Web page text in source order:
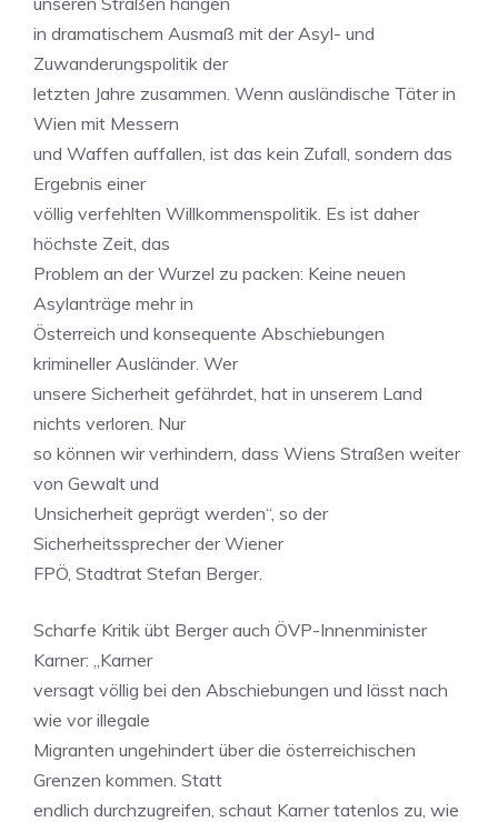
in dramatischem Ausmaß mit der Asyl- und
Zuwanderungspolitik der
letzten Jahre zusammen. Wenn ausländische Täter in
Wien mit Messern
und Waffen auffallen, ist das kein Zufall, sondern das
Ergebnis einer
völlig verfehlten Willkommenspolitik. Es ist daher
höchste Zeit, das
Problem an der Wurzel zu packen: Keine neuen
Asylanträge mehr in
Österreich und konsequente Abschiebungen
krimineller Ausländer. Wer
unsere Sicherheit gefährdet, hat in unserem Land
nichts verloren. Nur
so können wir verhindern, dass Wiens Straßen weiter
von Gewalt und
Unsicherheit geprägt werden“, so der
Sicherheitssprecher der Wiener
FPÖ, Stadtrat Stefan Berger.
Scharfe Kritik übt Berger auch ÖVP-Innenminister
Karner: „Karner
versagt völlig bei den Abschiebungen und lässt nach
wie vor illegale
Migranten ungehindert über die österreichischen
Grenzen kommen. Statt
endlich durchzugreifen, schaut Karner tatenlos zu, wie